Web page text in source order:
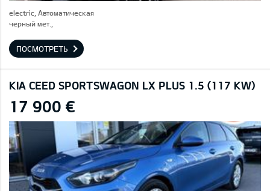
electric, Автоматическая
черный мет.,
ПОСМОТРЕТЬ
KIA CEED SPORTSWAGON LX PLUS 1.5 (117 KW)
17 900 €